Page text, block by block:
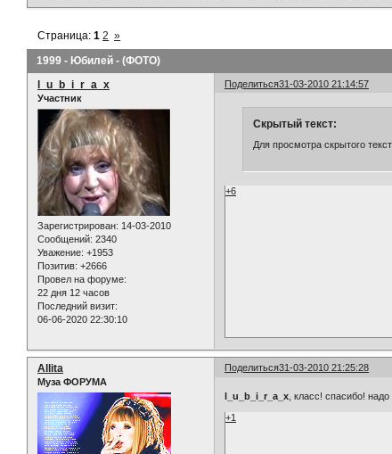
1999 - Юбилей - (ФОТО)
Страница:1 2 »
Поделиться31-03-2010 21:14:57
l_u_b_i_r_a_x
Участник
Зарегистрирован: 14-03-2010
Сообщений: 2340
Уважение: +1953
Позитив: +2666
Провел на форуме:
22 дня 12 часов
Последний визит:
06-06-2020 22:30:10
Скрытый текст:
Для просмотра скрытого
+6
Поделиться31-03-2010 21:25:28
Allita
Муза ФОРУМА
l_u_b_i_r_a_x , класс! спасибо!
+1